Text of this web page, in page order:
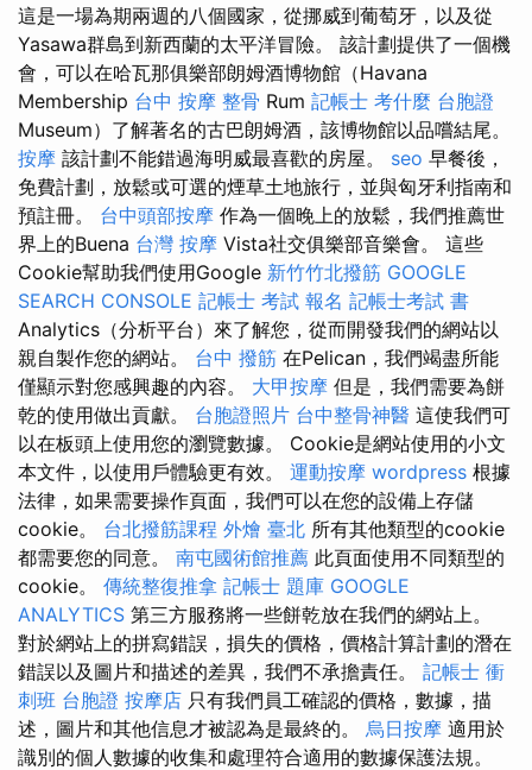
這是一場為期兩週的八個國家，從挪威到葡萄牙，以及從
Yasawa群島到新西蘭的太平洋冒險。 該計劃提供了一個機
會，可以在哈瓦那俱樂部朗姆酒博物館（Havana
Membership 台中 按摩 整骨 Rum 記帳士 考什麼 台胞證
Museum）了解著名的古巴朗姆酒，該博物館以品嚐結尾。
按摩 該計劃不能錯過海明威最喜歡的房屋。 seo 早餐後，
免費計劃，放鬆或可選的煙草土地旅行，並與匈牙利指南和
預註冊。 台中頭部按摩 作為一個晚上的放鬆，我們推薦世
界上的Buena 台灣 按摩 Vista社交俱樂部音樂會。 這些
Cookie幫助我們使用Google 新竹竹北撥筋 GOOGLE
SEARCH CONSOLE 記帳士 考試 報名 記帳士考試 書
Analytics（分析平台）來了解您，從而開發我們的網站以
親自製作您的網站。 台中 撥筋 在Pelican，我們竭盡所能
僅顯示對您感興趣的內容。 大甲按摩 但是，我們需要為餅
乾的使用做出貢獻。 台胞證照片 台中整骨神醫 這使我們可
以在板頭上使用您的瀏覽數據。 Cookie是網站使用的小文
本文件，以使用戶體驗更有效。 運動按摩 wordpress 根據
法律，如果需要操作頁面，我們可以在您的設備上存儲
cookie。 台北撥筋課程 外燴 臺北 所有其他類型的cookie
都需要您的同意。 南屯國術館推薦 此頁面使用不同類型的
cookie。 傳統整復推拿 記帳士 題庫 GOOGLE
ANALYTICS 第三方服務將一些餅乾放在我們的網站上。
對於網站上的拼寫錯誤，損失的價格，價格計算計劃的潛在
錯誤以及圖片和描述的差異，我們不承擔責任。 記帳士 衝
刺班 台胞證 按摩店 只有我們員工確認的價格，數據，描
述，圖片和其他信息才被認為是最終的。 烏日按摩 適用於
識別的個人數據的收集和處理符合適用的數據保護法規。